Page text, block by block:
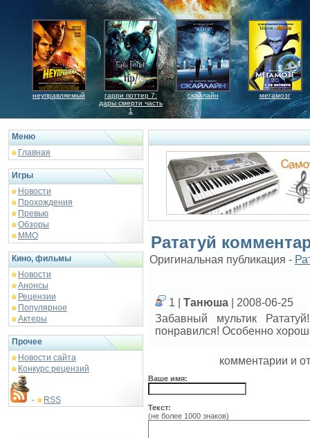
неуправляемый
гарри поттер 7:
дары смерти часть
1
скайлайн мегамозг
Меню
Главная
Игры
Новости
Прохождения
Превью
Обзоры
ММО
Кино, фильмы
Новости
Анонсы
Рецензии
Популярное
Актеры
Прочее
Новости сайта
Конкурс рецензий
- RSS
Рататуй
Оригинальная публикация -
1 | Танюша
| 2008-06-25
Забавный мультик
понравился! Особенно
комментарии и
Ваше имя:
Текст:
(не более 1000 знаков)